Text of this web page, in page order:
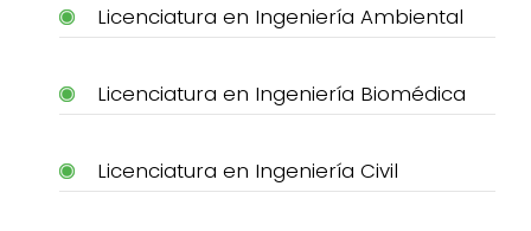
Licenciatura en Ingeniería Ambiental
Licenciatura en Ingeniería Biomédica
Licenciatura en Ingeniería Civil